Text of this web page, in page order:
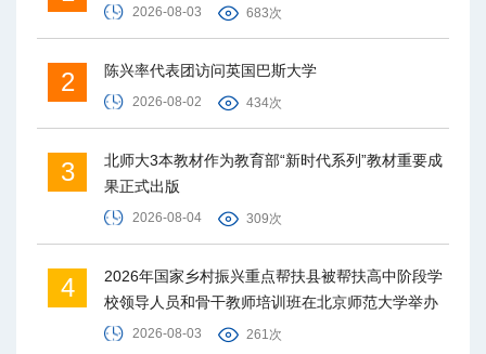
2026-08-03 683次
2 陈兴率代表团访问英国巴斯大学
2026-08-02 434次
3
北师大3本教材作为教育部“新时代系列”教材重要成
果正式出版
2026-08-04 309次
4
2026年国家乡村振兴重点帮扶县被帮扶高中阶段学
校领导人员和骨干教师培训班在北京师范大学举办
2026-08-03 261次